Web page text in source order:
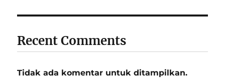
Recent Comments
Tidak ada komentar untuk ditampilkan.